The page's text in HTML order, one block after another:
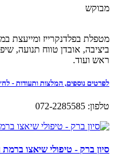
מבוקש
מטפלת בפלדנקרייז ומייעצת
ביציבה, אובדן טווח תנועה,
ראש ועוד.
לפרטים נוספים, המלצות ותעודות -
טלפון: 072-2285585
סיון ברק - טיפולי שיאצו ברמת